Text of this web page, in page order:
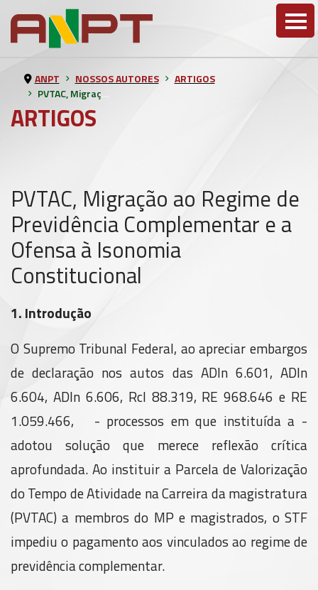
ARTIGOS
ANPT NOSSOS AUTORES
ARTIGOS
PVTAC, Migração ao Regime de Previdência Complementar e a Ofensa à Isonomia Constitucional
PVTAC, Migração ao Regime de
Previdência Complementar e a
Ofensa à Isonomia
Constitucional
1. Introdução
O Supremo Tribunal Federal, ao apreciar embargos
de declaração nos autos das ADIn 6.601, ADIn
6.604, ADIn 6.606, Rcl 88.319, RE 968.646 e RE
1.059.466, - processos em que instituída a -
adotou solução que merece reflexão crítica
aprofundada. Ao instituir a Parcela de Valorização
do Tempo de Atividade na Carreira da magistratura
(PVTAC) a membros do MP e magistrados, o STF
impediu o pagamento aos vinculados ao regime de
previdência complementar.